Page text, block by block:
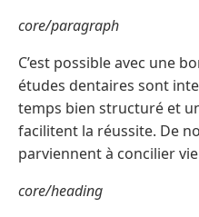
core/paragraph
C’est possible avec une
études dentaires sont
temps bien structuré et
facilitent la réussite. De
parviennent à concilier
core/heading